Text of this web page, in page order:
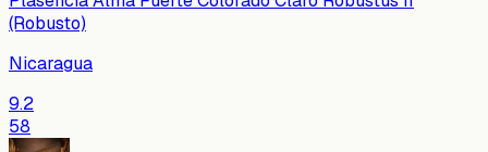
(Robusto)
Nicaragua
9.2
58